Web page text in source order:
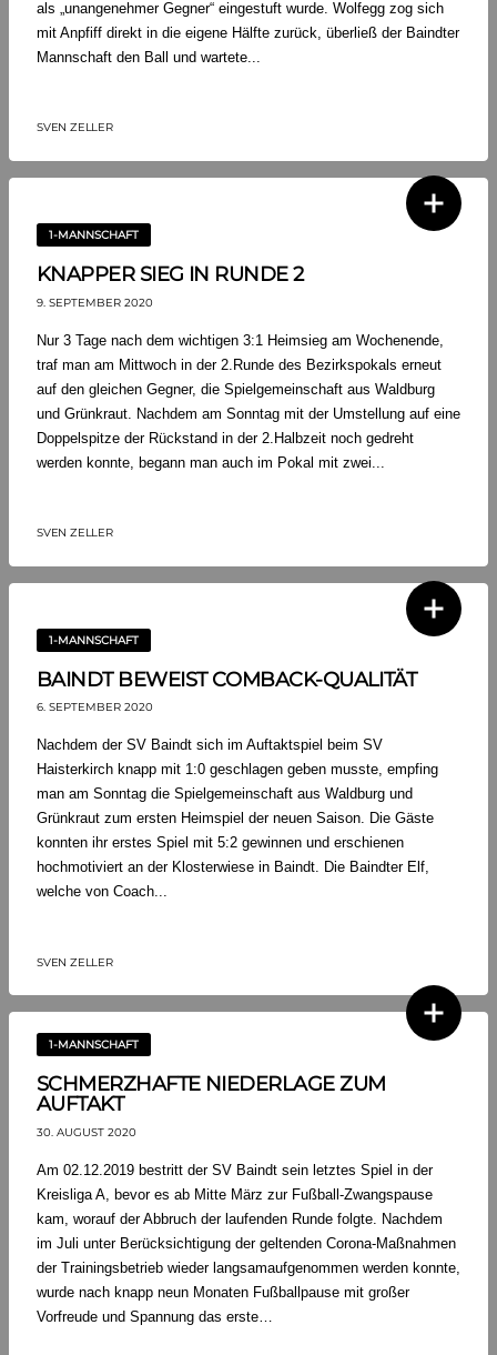
als „unangenehmer Gegner“ eingestuft wurde. Wolfegg zog sich
mit Anpfiff direkt in die eigene Hälfte zurück, überließ der Baindter
Mannschaft den Ball und wartete...
SVEN ZELLER
1-MANNSCHAFT
KNAPPER SIEG IN RUNDE 2
9. SEPTEMBER 2020
Nur 3 Tage nach dem wichtigen 3:1 Heimsieg am Wochenende,
traf man am Mittwoch in der 2.Runde des Bezirkspokals erneut
auf den gleichen Gegner, die Spielgemeinschaft aus Waldburg
und Grünkraut. Nachdem am Sonntag mit der Umstellung auf eine
Doppelspitze der Rückstand in der 2.Halbzeit noch gedreht
werden konnte, begann man auch im Pokal mit zwei...
SVEN ZELLER
1-MANNSCHAFT
BAINDT BEWEIST COMBACK-QUALITÄT
6. SEPTEMBER 2020
Nachdem der SV Baindt sich im Auftaktspiel beim SV
Haisterkirch knapp mit 1:0 geschlagen geben musste, empfing
man am Sonntag die Spielgemeinschaft aus Waldburg und
Grünkraut zum ersten Heimspiel der neuen Saison. Die Gäste
konnten ihr erstes Spiel mit 5:2 gewinnen und erschienen
hochmotiviert an der Klosterwiese in Baindt. Die Baindter Elf,
welche von Coach...
SVEN ZELLER
1-MANNSCHAFT
SCHMERZHAFTE NIEDERLAGE ZUM
AUFTAKT
30. AUGUST 2020
Am 02.12.2019 bestritt der SV Baindt sein letztes Spiel in der
Kreisliga A, bevor es ab Mitte März zur Fußball-Zwangspause
kam, worauf der Abbruch der laufenden Runde folgte. Nachdem
im Juli unter Berücksichtigung der geltenden Corona-Maßnahmen
der Trainingsbetrieb wieder langsamaufgenommen werden konnte,
wurde nach knapp neun Monaten Fußballpause mit großer
Vorfreude und Spannung das erste…